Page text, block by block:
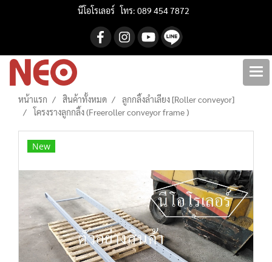
นีโอโรเลอร์ โทร: 089 454 7872
หน้าแรก สินค้าทั้งหมด
ลูกกลิ้งลำเลียง [Roller conveyor]
โครงรางลูกกลิ้ง (Freeroller conveyor frame )
New